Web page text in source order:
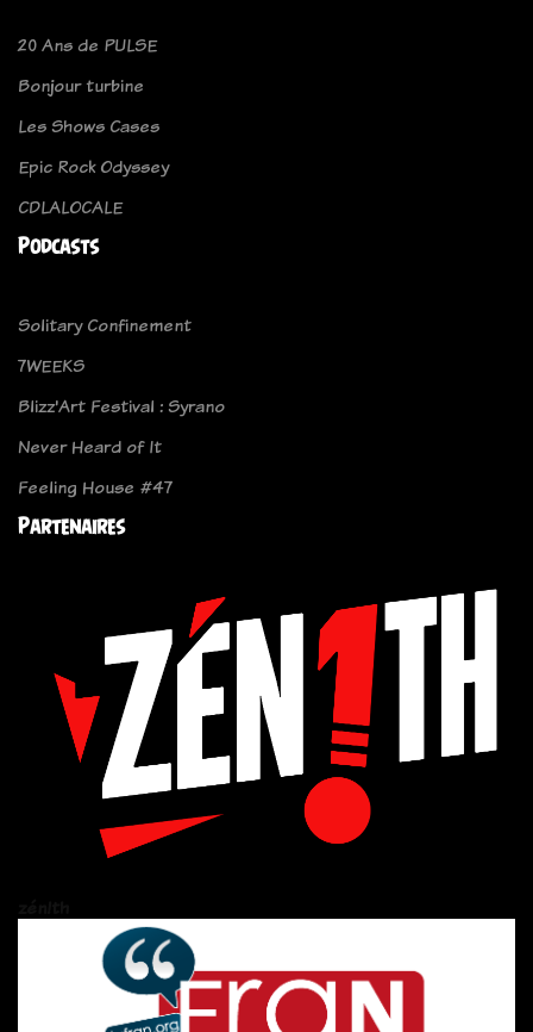
20 Ans de PULSE
Bonjour turbine
Les Shows Cases
Epic Rock Odyssey
CDLALOCALE
Podcasts
Solitary Confinement
7WEEKS
Blizz'Art Festival : Syrano
Never Heard of It
Feeling House #47
Partenaires